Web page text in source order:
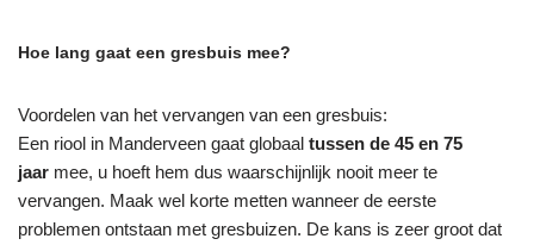
Hoe lang gaat een gresbuis mee?
Voordelen van het vervangen van een gresbuis:
Een riool in Manderveen gaat globaal tussen de 45 en 75
jaar mee, u hoeft hem dus waarschijnlijk nooit meer te
vervangen. Maak wel korte metten wanneer de eerste
problemen ontstaan met gresbuizen. De kans is zeer groot dat